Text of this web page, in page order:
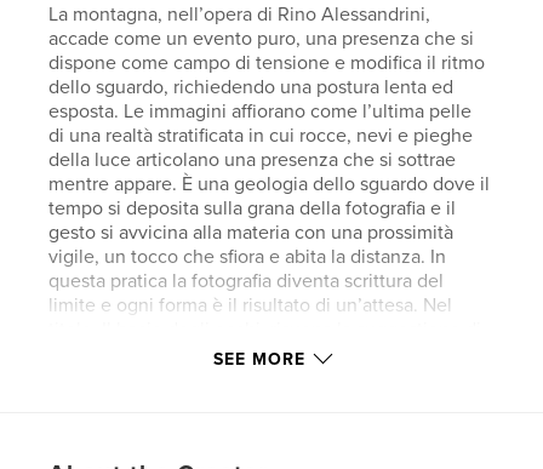
La montagna, nell’opera di Rino Alessandrini,
accade come un evento puro, una presenza che si
dispone come campo di tensione e modifica il ritmo
dello sguardo, richiedendo una postura lenta ed
esposta. Le immagini affiorano come l’ultima pelle
di una realtà stratificata in cui rocce, nevi e pieghe
della luce articolano una presenza che si sottrae
mentre appare. È una geologia dello sguardo dove il
tempo si deposita sulla grana della fotografia e il
gesto si avvicina alla materia con una prossimità
vigile, un tocco che sfiora e abita la distanza. In
questa pratica la fotografia diventa scrittura del
limite e ogni forma è il risultato di un’attesa. Nel
Jacques Derrida sullo sguardo che si fa contatto e
SEE MORE